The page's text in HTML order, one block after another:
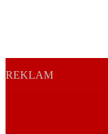
REKLAM